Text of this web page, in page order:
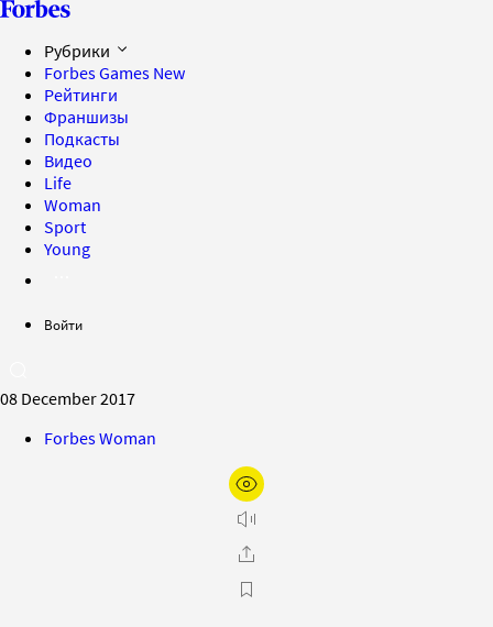
Рубрики
Forbes Games New
Рейтинги
Франшизы
Подкасты
Видео
Life
Woman
Sport
Young
Войти
08 December 2017
Forbes Woman